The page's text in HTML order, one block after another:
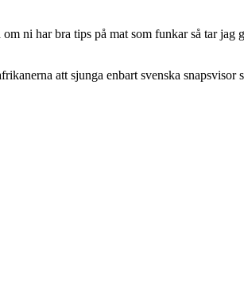
ni har bra tips på mat som funkar så tar jag
att sjunga enbart svenska